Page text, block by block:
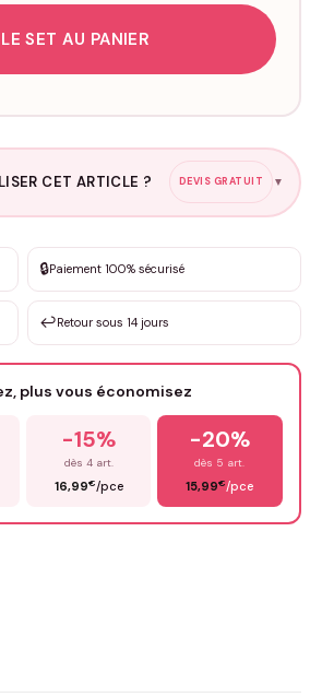
SET AU PANIER
CET ARTICLE ? DEVIS GRATUIT ▼
3 à 10€ selon la demande
🔒Paiement 100% sécurisé
↩️Retour sous 14 jours
plus vous économisez
-15%
dès 4 art.
16,99€/pce
-20%
dès 5 art.
15,99€/pce